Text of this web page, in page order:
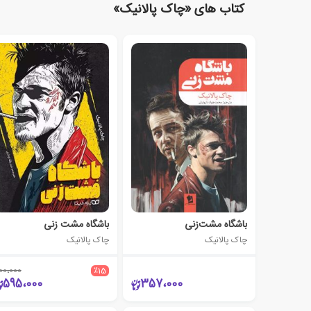
کتاب های «چاک پالانیک»
باشگاه مشت‌زنی
چاک پالانیک
357،000
باشگاه مشت زنی
چاک پالانیک
٪15
595،000